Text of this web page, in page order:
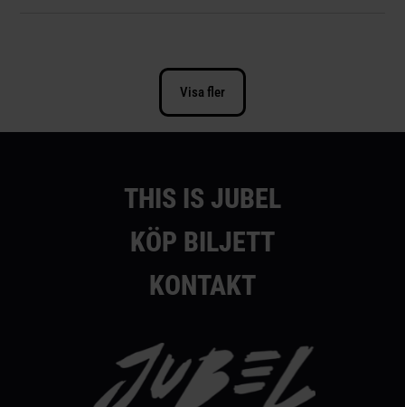
Visa fler
THIS IS JUBEL
KÖP BILJETT
KONTAKT